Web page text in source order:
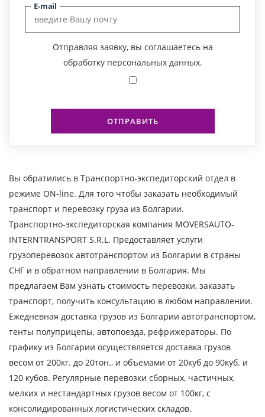
E-mail
Отправляя заявку, вы соглашаетесь на
обработку персональных данных.
ОТПРАВИТЬ
Вы обратились в Транспортно-экспедиторский отдел в
режиме ON-line. Для того чтобы заказать необходимый
транспорт и перевозку груза из Болгарии.
Транспортно-экспедиторская компания MOVERSAUTO-
INTERNTRANSPORT S.R.L. Предоставляет услуги
грузоперевозок автотранспортом из Болгарии в страны
СНГ и в обратном направлении в Болгария. Мы
предлагаем Вам узнать стоимость перевозки, заказать
транспорт, получить консультацию в любом направлении.
Ежедневная доставка грузов из Болгарии автотранспортом,
тенты полуприцепы, автопоезда, рефрижераторы. По
графику из Болгарии осуществляется доставка грузов
весом от 200кг. до 20тон., и объёмами от 20куб до 90куб. и
120 кубов. Регулярные перевозки сборных, частичных,
мелких и нестандартных грузов весом от 100кг, с
консолидированных логистических складов.
Узнать стоимость
перевозки